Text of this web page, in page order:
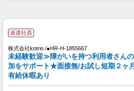
派遣社員
株式会社kotrio /●HR-H-1855667
未経験歓迎≫障がいを持つ利用者さん
加をサポート★面接無/お試し短期２ヶ
有給休暇あり